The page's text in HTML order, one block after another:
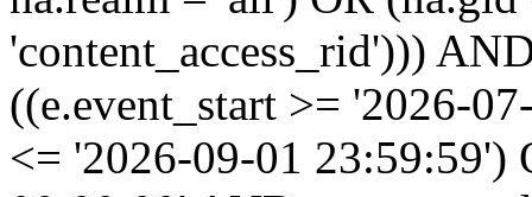
'content_access_rid')))
((e.event_start >= '2026-
<= '2026-09-01 23:59:59')